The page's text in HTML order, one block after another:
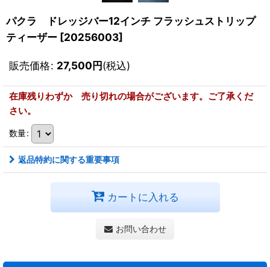
パクラ ドレッジバー12インチ フラッシュストリップ
ティーザー [20256003]
販売価格: 27,500円(税込)
在庫残りわずか 売り切れの場合がございます。ご了承くだ
さい。
数量:
返品特約に関する重要事項
カートに入れる
お問い合わせ